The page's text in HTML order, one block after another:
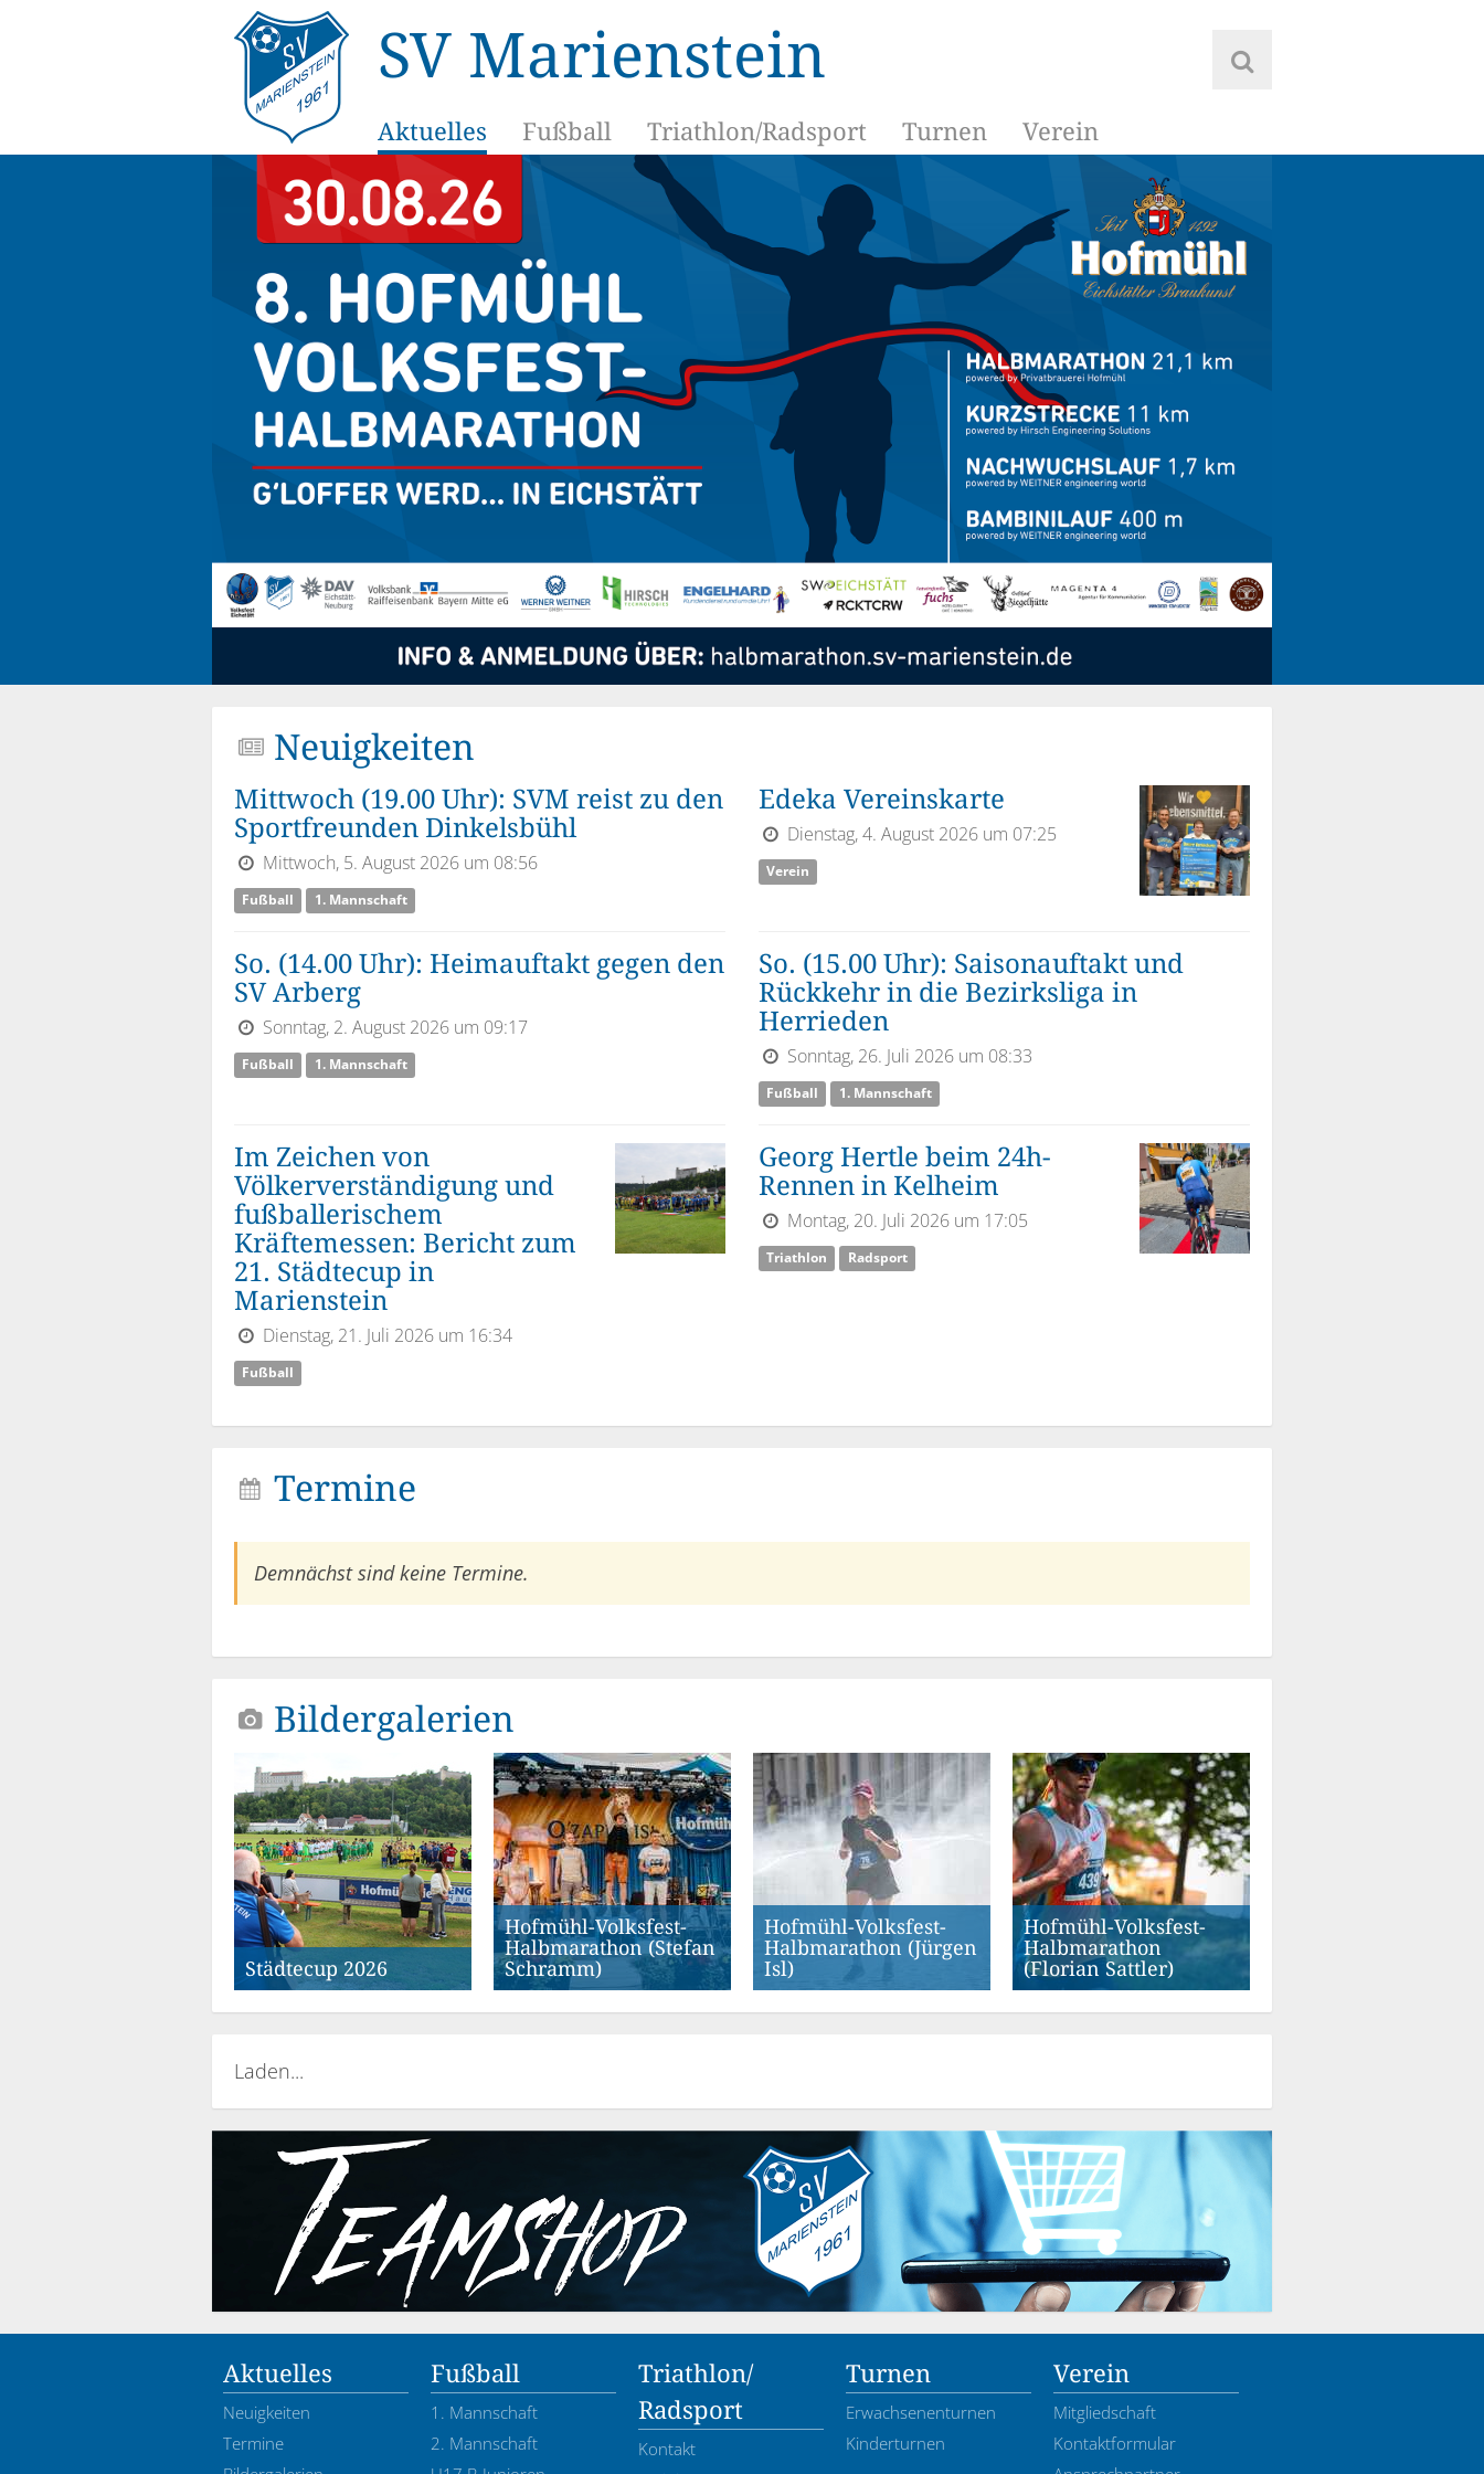
SV Marienstein
Aktuelles Fußball Triathlon/Radsport Turnen Verein
Neuigkeiten
Mittwoch (19.00 Uhr): SVM reist zu den
Sportfreunden Dinkelsbühl
Mittwoch, 5. August 2026 um 08:56
Fußball 1. Mannschaft
Edeka Vereinskarte
Dienstag, 4. August 2026 um 07:25
Verein
So. (14.00 Uhr): Heimauftakt gegen den
SV Arberg
Sonntag, 2. August 2026 um 09:17
Fußball 1. Mannschaft
So. (15.00 Uhr): Saisonauftakt und
Rückkehr in die Bezirksliga in
Herrieden
Sonntag, 26. Juli 2026 um 08:33
Fußball 1. Mannschaft
Im Zeichen von
Völkerverständigung und
fußballerischem
Kräftemessen: Bericht zum
21. Städtecup in
Marienstein
Dienstag, 21. Juli 2026 um 16:34
Fußball
Georg Hertle beim 24h-
Rennen in Kelheim
Montag, 20. Juli 2026 um 17:05
Triathlon Radsport
Termine
Demnächst sind keine Termine.
Bildergalerien
Städtecup 2026
Hofmühl-Volksfest-
Halbmarathon (Stefan
Schramm)
Hofmühl-Volksfest-
Halbmarathon (Jürgen
Isl)
Hofmühl-Volksfest-
Halbmarathon
(Florian Sattler)
Laden...
Aktuelles
Neuigkeiten
Termine
Fußball
1. Mannschaft
2. Mannschaft
Triathlon/
Radsport
Kontakt
Turnen
Erwachsenenturnen
Kinderturnen
Verein
Mitgliedschaft
Kontaktformular